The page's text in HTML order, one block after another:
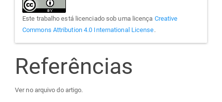
Este trabalho está licenciado sob uma licença Creative
Commons Attribution 4.0 International License.
Referências
Ver no arquivo do artigo.